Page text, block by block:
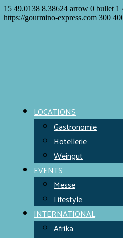
15 49.0138 8.38624 arrow 0 bullet 1
https://gourmino-express.com 300
LOCATIONS
Gastronomie
Hotellerie
Weingut
EVENTS
Messe
Lifestyle
INTERNATIONAL
Afrika